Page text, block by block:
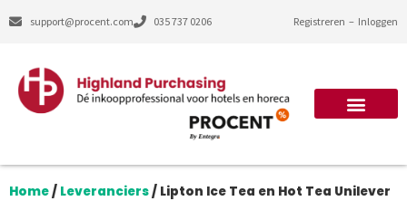
support@procent.com 035 737 0206 Registreren – Inloggen
Home/ Leveranciers/ Lipton Ice Tea en Hot Tea Unilever